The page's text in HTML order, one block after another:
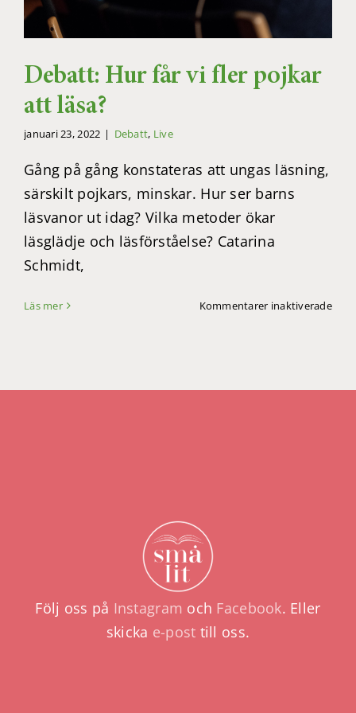
Debatt: Hur får vi fler pojkar
att läsa?
januari 23, 2022 | Debatt, Live
Gång på gång konstateras att ungas läsning,
särskilt pojkars, minskar. Hur ser barns
läsvanor ut idag? Vilka metoder ökar
läsglädje och läsförståelse? Catarina
Schmidt,
Läs mer Kommentarer inaktiveradeför
fler
Följ oss på Instagram och Facebook. Eller
skicka e-post till oss.